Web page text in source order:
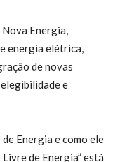
Energia,
energia elétrica,
de novas
e
Energia e como ele
de Energia” está